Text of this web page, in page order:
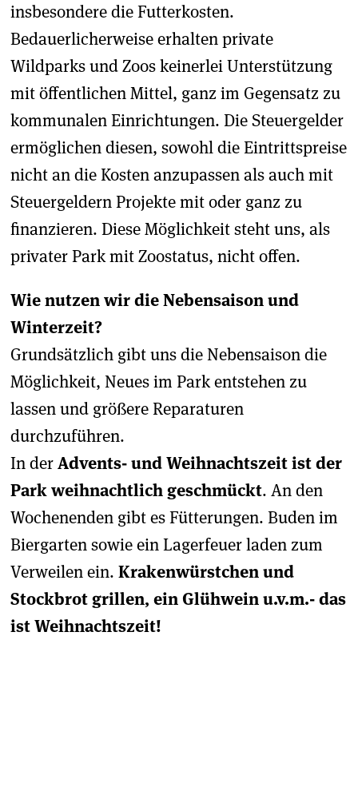
insbesondere die Futterkosten.
Bedauerlicherweise erhalten private
Wildparks und Zoos keinerlei Unterstützung
mit öffentlichen Mittel, ganz im Gegensatz zu
kommunalen Einrichtungen. Die Steuergelder
ermöglichen diesen, sowohl die Eintrittspreise
nicht an die Kosten anzupassen als auch mit
Steuergeldern Projekte mit oder ganz zu
finanzieren. Diese Möglichkeit steht uns, als
privater Park mit Zoostatus, nicht offen.
Wie nutzen wir die Nebensaison und
Winterzeit?
Grundsätzlich gibt uns die Nebensaison die
Möglichkeit, Neues im Park entstehen zu
lassen und größere Reparaturen
durchzuführen.
In derAdvents- und Weihnachtszeit ist der
Park weihnachtlich geschmückt. An den
Wochenenden gibt es Fütterungen. Buden im
Biergarten sowie ein Lagerfeuer laden zum
Verweilen ein. Krakenwürstchen und
Stockbrot grillen, ein Glühwein u.v.m.- das
ist Weihnachtszeit!